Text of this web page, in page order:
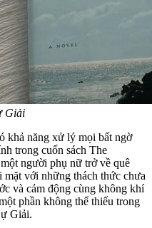
Giải
khả năng xử lý mọi bất ngờ
trong cuốn sách The
người phụ nữ trở về quê
mặt với những thách thức chưa
và cảm động cùng không khí
phần không thể thiếu trong
Giải.